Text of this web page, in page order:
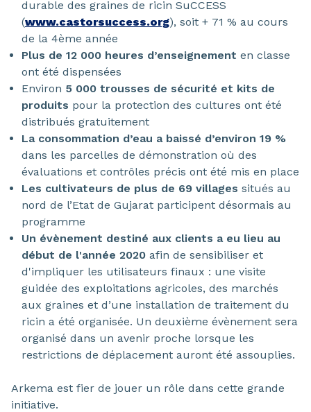
durable des graines de ricin SuCCESS
(www.castorsuccess.org), soit + 71 % au cours
de la 4ème année
Plus de 12 000 heures d’enseignement en classe
ont été dispensées
Environ 5 000 trousses de sécurité et kits de
produits pour la protection des cultures ont été
distribués gratuitement
La consommation d’eau a baissé d’environ 19 %
dans les parcelles de démonstration où des
évaluations et contrôles précis ont été mis en place
Les cultivateurs de plus de 69 villages situés au
nord de l’Etat de Gujarat participent désormais au
programme
Un évènement destiné aux clients a eu lieu au
début de l'année 2020 afin de sensibiliser et
d'impliquer les utilisateurs finaux : une visite
guidée des exploitations agricoles, des marchés
aux graines et d’une installation de traitement du
ricin a été organisée. Un deuxième évènement sera
organisé dans un avenir proche lorsque les
restrictions de déplacement auront été assouplies.
Arkema est fier de jouer un rôle dans cette grande
initiative.